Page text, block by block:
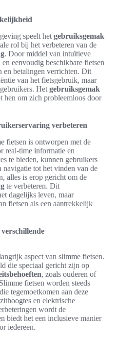
speelt het gebruiksgemak
rol bij het verbeteren van de
. Door middel van intuïtieve
eenvoudig beschikbare fietsen
en betalingen verrichten. Dit
van het fietsgebruik, maar
Het gebruiksgemak
hen om zich probleemloos door
verbeteren
fietsen is ontworpen met de
real-time informatie en
te bieden, kunnen gebruikers
navigatie tot het vinden van de
alles is erop gericht om de
te verbeteren. Dit
dagelijks leven, maar
fietsen als een aantrekkelijk
aspect van slimme fietsen.
die speciaal gericht zijn op
, zoals ouderen of
fietsen worden steeds
tegemoetkomen aan deze
en elektrische
wordt de
biedt het een inclusieve manier
iedereen.